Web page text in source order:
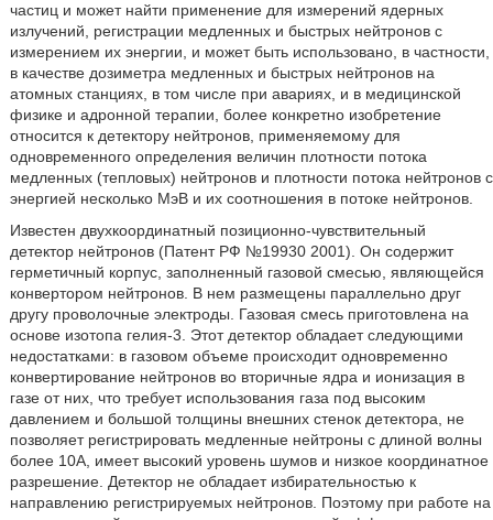
частиц и может найти применение для измерений ядерных
излучений, регистрации медленных и быстрых нейтронов с
измерением их энергии, и может быть использовано, в частности,
в качестве дозиметра медленных и быстрых нейтронов на
атомных станциях, в том числе при авариях, и в медицинской
физике и адронной терапии, более конкретно изобретение
относится к детектору нейтронов, применяемому для
одновременного определения величин плотности потока
медленных (тепловых) нейтронов и плотности потока нейтронов с
энергией несколько МэВ и их соотношения в потоке нейтронов.
Известен двухкоординатный позиционно-чувствительный
детектор нейтронов (Патент РФ №19930 2001). Он содержит
герметичный корпус, заполненный газовой смесью, являющейся
конвертором нейтронов. В нем размещены параллельно друг
другу проволочные электроды. Газовая смесь приготовлена на
основе изотопа гелия-3. Этот детектор обладает следующими
недостатками: в газовом объеме происходит одновременно
конвертирование нейтронов во вторичные ядра и ионизация в
газе от них, что требует использования газа под высоким
давлением и большой толщины внешних стенок детектора, не
позволяет регистрировать медленные нейтроны с длиной волны
более 10А, имеет высокий уровень шумов и низкое координатное
разрешение. Детектор не обладает избирательностью к
направлению регистрируемых нейтронов. Поэтому при работе на